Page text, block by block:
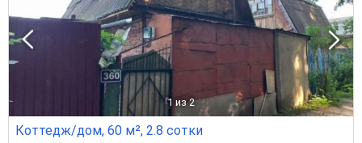
1 из 2
Коттедж/дом, 60 м², 2.8 сотки